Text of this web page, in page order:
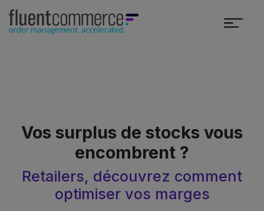
Vos surplus de stocks vous
encombrent ?
Retailers, découvrez comment
optimiser vos marges